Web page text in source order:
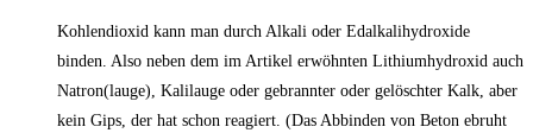
Kohlendioxid kann man durch Alkali oder Edalkalihydroxide
binden. Also neben dem im Artikel erwöhnten Lithiumhydroxid auch
Natron(lauge), Kalilauge oder gebrannter oder gelöschter Kalk, aber
kein Gips, der hat schon reagiert. (Das Abbinden von Beton ebruht